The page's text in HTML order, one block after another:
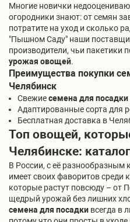
Многие новички
огородники знают: от семян
потратите на уход и сколько
"Пышном Саду" наши
производители, чьи пакетики
урожая овощей.
Преимущества покупки
Челябинск
Свежиесемена для посадки
Адаптированные сорта для
Бесплатная доставка в
Топ овощей,
Челябинске:
В России, с её
имеет своих фаворитов среди
которые растут повсюду – от
щедрый урожай без лишних
семена для посадки всегда в